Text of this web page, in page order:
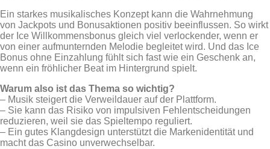
Ein starkes musikalisches Konzept kann die Wahrnehmung
von Jackpots und Bonusaktionen positiv beeinflussen. So wirkt
der Ice Willkommensbonus gleich viel verlockender, wenn er
von einer aufmunternden Melodie begleitet wird. Und das Ice
Bonus ohne Einzahlung fühlt sich fast wie ein Geschenk an,
wenn ein fröhlicher Beat im Hintergrund spielt.
Warum also ist das Thema so wichtig?
– Musik steigert die Verweildauer auf der Plattform.
– Sie kann das Risiko von impulsiven Fehlentscheidungen
reduzieren, weil sie das Spieltempo reguliert.
– Ein gutes Klangdesign unterstützt die Markenidentität und
macht das Casino unverwechselbar.